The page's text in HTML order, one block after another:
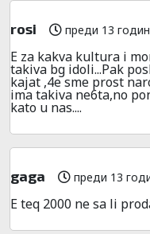
rosi преди 13
E za kakva kultura i
takiva bg idoli...Pak
kajat ,4e sme prost
ima takiva ne6ta,no
kato u nas....
gaga преди 13
E teq 2000 ne sa li